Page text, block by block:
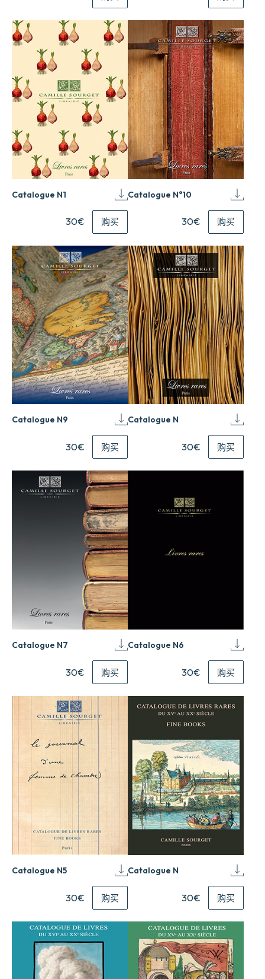
Catalogue N1
30€ 购买
Catalogue N°10
30€ 购买
Catalogue N9
30€ 购买
Catalogue N
30€ 购买
Catalogue N7
30€ 购买
Catalogue N6
30€ 购买
Catalogue N5
30€ 购买
Catalogue N
30€ 购买